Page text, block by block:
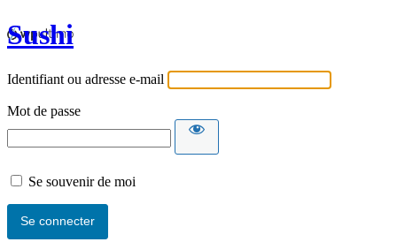
Sushi
Identifiant ou adresse e-mail
Mot de passe
Se souvenir de moi